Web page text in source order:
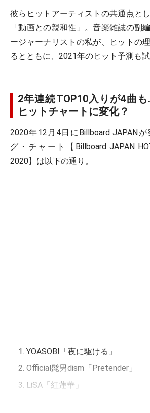
彼らヒットアーティストの共通点と
「動画との親和性」。音楽雑誌の副
ージャーナリストの私が、ヒットの
るとともに、2021年のヒット予測も試
2年連続TOP10入りが4曲
ヒットチャートに変化？
2020年12月4日にBillboard JAPAN
グ・チャート【Billboard JAPAN
2020】は以下の通り。
YOASOBI「夜に駆ける」
Official髭男dism「Pretender」
LiSA「紅蓮華」